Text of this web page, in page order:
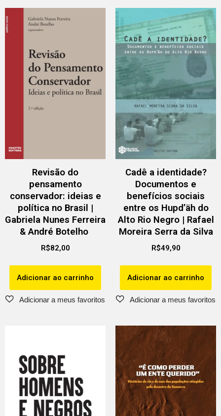
Revisão do
pensamento
conservador: ideias e
política no Brasil |
Gabriela Nunes Ferreira
& André Botelho
R$82,00
Adicionar ao carrinho
Cadê a identidade?
Documentos e
benefícios sociais
entre os Hupd’äh do
Alto Rio Negro | Rafael
Moreira Serra da Silva
R$49,90
Adicionar ao carrinho